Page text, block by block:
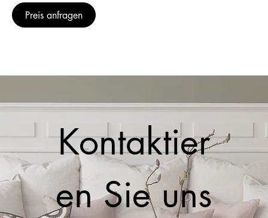
Preis anfragen
Kontaktier
en Sie uns